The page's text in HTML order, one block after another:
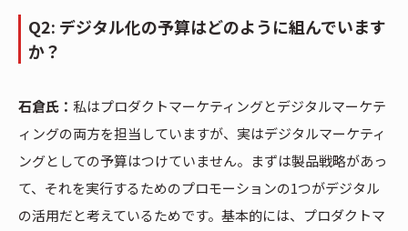
Q2: デジタル化の予算はどのように組んでいます
か？
石倉氏： 私はプロダクトマーケティングとデジタルマーケテ
ィングの両方を担当していますが、実はデジタルマーケティ
ングとしての予算はつけていません。まずは製品戦略があっ
て、それを実行するためのプロモーションの1つがデジタル
の活用だと考えているためです。基本的には、プロダクトマ